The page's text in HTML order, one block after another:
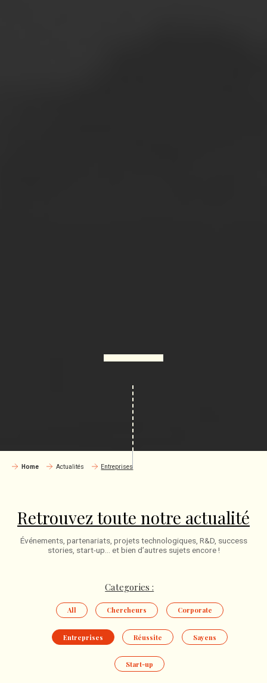
Home Actualités Entreprises
Retrouvez toute notre actualité
Événements, partenariats, projets technologiques, R&D, success
stories, start-up… et bien d’autres sujets encore !
Categories :
All Chercheurs Corporate
Entreprises Réussite Sayens
Start-up